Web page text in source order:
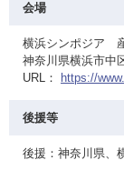
会場
横浜シンポジア
神奈川県横浜市中
URL：
https://
後援等
後援：神奈川県、